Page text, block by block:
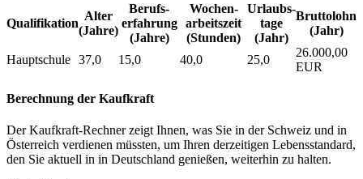
Qualifikation
Alter
(Jahre)
Berufs­
erfahrung
(Jahre)
Wochen­
arbeitszeit
(Stunden)
Urlaubs­
tage
(Jahr)
Bruttolohn
(Jahr)
Hauptschule 37,0 15,0 40,0 25,0
26.000,00
EUR
Berechnung der Kaufkraft
Der Kaufkraft-Rechner zeigt Ihnen, was Sie in der Schweiz und in
Österreich verdienen müssten, um Ihren derzeitigen Lebensstandard,
den Sie aktuell in in Deutschland genießen, weiterhin zu halten.